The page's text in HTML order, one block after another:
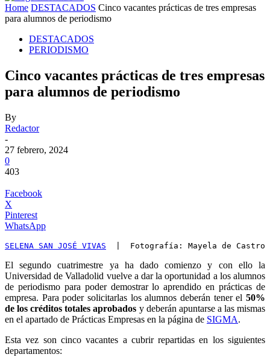
Home DESTACADOS Cinco vacantes prácticas de tres empresas
para alumnos de periodismo
DESTACADOS
PERIODISMO
Cinco vacantes prácticas de tres empresas
para alumnos de periodismo
By
Redactor
-
27 febrero, 2024
0
403
Facebook
X
Pinterest
WhatsApp
SELENA SAN JOSÉ VIVAS |  Fotografía: Mayela de Castro
El segundo cuatrimestre ya ha dado comienzo y con ello la
Universidad de Valladolid vuelve a dar la oportunidad a los alumnos
de periodismo para poder demostrar lo aprendido en prácticas de
empresa. Para poder solicitarlas los alumnos deberán tener el 50%
de los créditos totales aprobados y deberán apuntarse a las mismas
en el apartado de Prácticas Empresas en la página de SIGMA.
Esta vez son cinco vacantes a cubrir repartidas en los siguientes
departamentos: